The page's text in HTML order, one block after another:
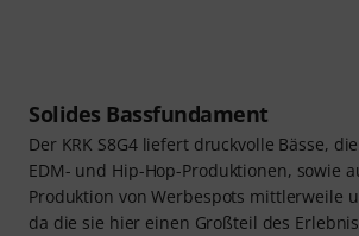
Solides Bassfundament
Der KRK S8G4 liefert druckvolle Bässe,
EDM- und Hip-Hop-Produktionen, sowie
Produktion von Werbespots mittlerweile
da die sie hier einen Großteil des